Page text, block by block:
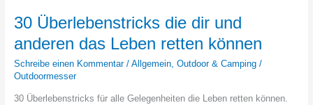
30 Überlebenstricks die dir und
anderen das Leben retten können
Schreibe einen Kommentar / Allgemein, Outdoor & Camping/
Outdoormesser
30 Überlebenstricks für alle Gelegenheiten die Leben retten können.